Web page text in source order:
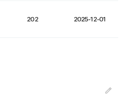
202 2025-12-01